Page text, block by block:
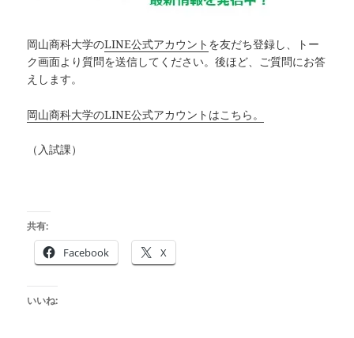
岡山商科大学のLINE公式アカウント を友だち登録し、トー
ク画面より質問を送信してください。後ほど、ご質問にお答
えします。
岡山商科大学のLINE公式アカウントはこちら。
（入試課）
共有:
Facebook X
いいね: